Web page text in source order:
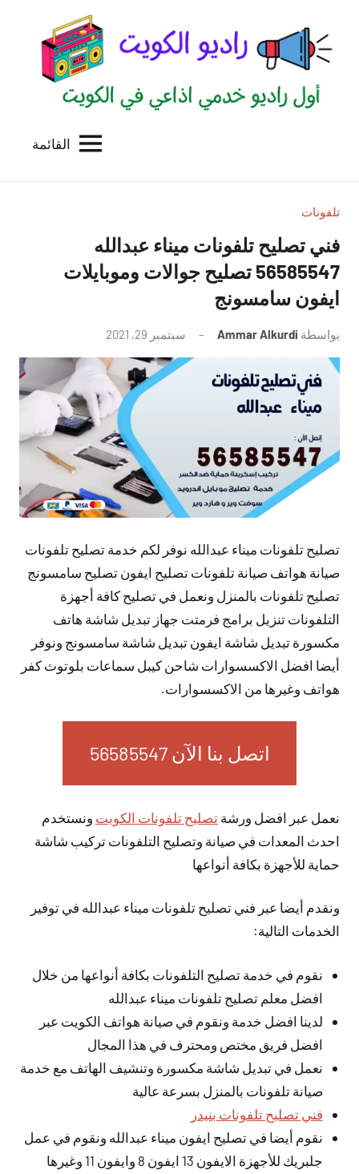
المحتوى
الكويت
للاعلانات
بالكويت
القائمة
تلفونات
فني تصليح تلفونات ميناء عبدالله
56585547 تصليح جوالات وموبايلات
ايفون سامسونج
بواسطة Ammar Alkurdi سبتمبر 29, 2021
توجد
تعليقات
تصليح تلفونات ميناء عبدالله نوفر لكم خدمة تصليح تلفونات
صيانة هواتف صيانة تلفونات تصليح ايفون تصليح سامسونج
تصليح تلفونات بالمنزل ونعمل في تصليح كافة أجهزة
التلفونات تنزيل برامج فرمتت جهاز تبديل شاشة هاتف
مكسورة تبديل شاشة ايفون تبديل شاشة سامسونج ونوفر
أيضا افضل الاكسسوارات شاحن كيبل سماعات بلوتوث كفر
هواتف وغيرها من الاكسسوارات.
اتصل بنا الآن 56585547
نعمل عبر افضل ورشة تصليح تلفونات الكويت ونستخدم
احدث المعدات في صيانة وتصليح التلفونات تركيب شاشة
حماية للأجهزة بكافة أنواعها
ونقدم أيضا عبر فني تصليح تلفونات ميناء عبدالله في توفير
الخدمات التالية:
نقوم في خدمة تصليح التلفونات بكافة أنواعها من خلال
افضل معلم تصليح تلفونات ميناء عبدالله
لدينا افضل خدمة ونقوم في صيانة هواتف الكويت عبر
افضل فريق مختص ومحترف في هذا المجال
نعمل في تبديل شاشة مكسورة وتنشيف الهاتف مع خدمة
صيانة تلفونات بالمنزل بسرعة عالية
فني تصليح تلفونات بنيدر
نقوم أيضا في تصليح ايفون ميناء عبدالله ونقوم في عمل
جلبريك للأجهزة الايفون 13 ايفون 8 وايفون 11 وغيرها